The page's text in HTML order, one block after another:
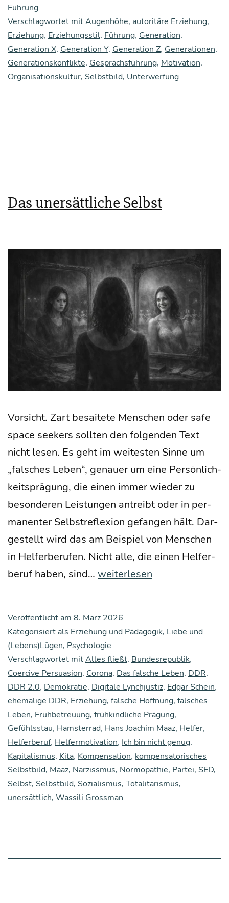
Gene­
ra­
ti­
ons­
nen
Führung
Verschlagwortet mitAugenhöhe, autoritäre Erziehung,
Erziehung, Erziehungsstil, Führung, Generation,
Generation X, Generation Y, Generation Z, Generationen,
Generationskonflikte, Gesprächsführung, Motivation,
Organisationskultur, Selbstbild, Unterwerfung
Das unersättliche Selbst
Vor­sicht. Zart besai­te­te Men­schen oder safe
space see­kers soll­ten den fol­gen­den Text
nicht lesen. Es geht im wei­tes­ten Sin­ne um
„fal­sches Leben“, genau­er um eine Per­sön­lich­
keits­prä­gung, die einen immer wie­der zu
beson­de­ren Leis­tun­gen antreibt oder in per­
ma­nen­ter Selbst­re­fle­xi­on gefan­gen hält. Dar­
ge­stellt wird das am Bei­spiel von Men­schen
in Hel­fer­be­ru­fen. Nicht alle, die einen Hel­fer­
be­ruf haben, sind… Das
che
Selbst
weiterlesen
Veröffentlicht am 8. März 2026
Kategorisiert als Erziehung und Pädagogik, Liebe und
(Lebens)Lügen, Psychologie
Verschlagwortet mitAlles fließt, Bundesrepublik,
Coercive Persuasion, Corona, Das falsche Leben, DDR,
DDR 2.0, Demokratie, Digitale Lynchjustiz, Edgar Schein,
ehemalige DDR, Erziehung, falsche Hoffnung, falsches
Leben, Frühbetreuung, frühkindliche Prägung,
Gefühlsstau, Hamsterrad, Hans Joachim Maaz, Helfer,
Helferberuf, Helfermotivation, Ich bin nicht genug,
Kapitalismus, Kita, Kompensation, kompensatorisches
Selbstbild, Maaz, Narzissmus, Normopathie, Partei, SED,
Selbst, Selbstbild, Sozialismus, Totalitarismus,
unersättlich, Wassili Grossman